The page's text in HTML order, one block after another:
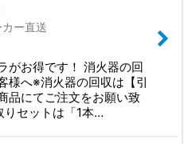
ー直送
がお得です！ 消火器の回
様へ※消火器の回収は【引
品にてご注文をお願い致
りセットは「1本…